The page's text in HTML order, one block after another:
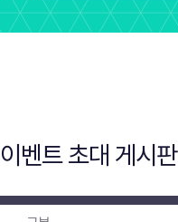
이벤트 초대 게시판